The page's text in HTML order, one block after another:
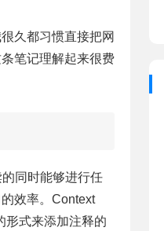
久都习惯直接把网
笔记理解起来很费
同时能够进行任
效率。Context
形式来添加注释的